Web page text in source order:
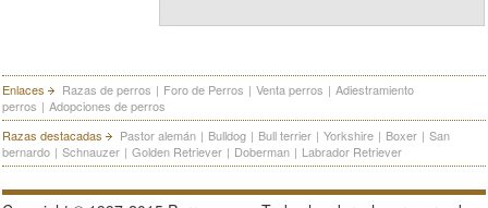
Enlaces Razas de perros | Foro de Perros | Venta perros | Adiestramiento
perros | Adopciones de perros
Razas destacadas
Pastor alemán | Bulldog | Bull terrier | Yorkshire | Boxer | San
bernardo | Schnauzer | Golden Retriever | Doberman | Labrador Retriever